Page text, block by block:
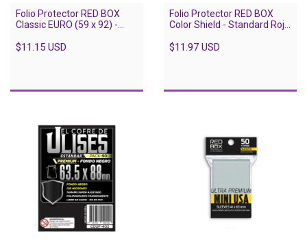
Folio Protector RED BOX
Classic EURO (59 x 92) -
$11.15 USD
Folio Protector RED BOX
Color Shield - Standard Rojo
$11.97 USD